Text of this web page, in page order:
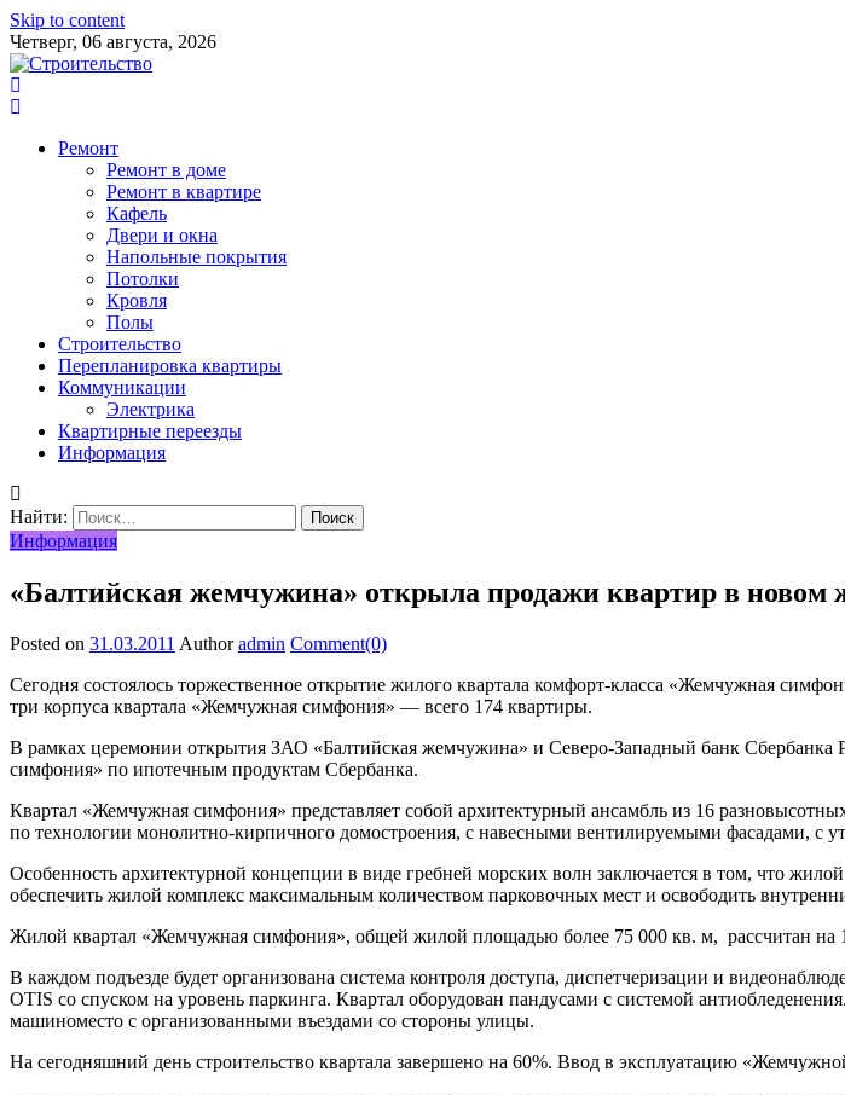
Skip to content
Четверг, 06 августа, 2026
Ремонт
Ремонт в доме
Ремонт в квартире
Кафель
Двери и окна
Напольные покрытия
Потолки
Кровля
Полы
Строительство
Перепланировка квартиры
Коммуникации
Электрика
Квартирные переезды
Информация
Найти:
Информация
«Балтийская жемчужина» открыла продажи квартир в новом
Posted on 31.03.2011 Author admin Comment(0)
Сегодня состоялось торжественное открытие жилого квартала комфорт-класса «Жемчужная
три корпуса квартала «Жемчужная симфония» — всего 174 квартиры.
В рамках церемонии открытия ЗАО «Балтийская жемчужина» и Северо-Западный банк
симфония» по ипотечным продуктам Сбербанка.
Квартал «Жемчужная симфония» представляет собой архитектурный ансамбль из 16
по технологии монолитно-кирпичного домостроения, с навесными вентилируемыми фасадами,
Особенность архитектурной концепции в виде гребней морских волн заключается в том, что
обеспечить жилой комплекс максимальным количеством парковочных мест и освободить
Жилой квартал «Жемчужная симфония», общей жилой площадью более 75 000 кв. м, рассчитан на
В каждом подъезде будет организована система контроля доступа, диспетчеризации и
OTIS со спуском на уровень паркинга. Квартал оборудован пандусами с системой
машиноместо с организованными въездами со стороны улицы.
На сегодняшний день строительство квартала завершено на 60%. Ввод в эксплуатацию